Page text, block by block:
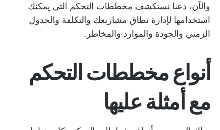
والآن، دعنا نستكشف مخططات التحكم التي يمكنك
استخدامها لإدارة نطاق مشاريعك والتكلفة والجدول
الزمني والجودة والموارد والمخاطر.
أنواع مخططات التحكم
مع أمثلة عليها